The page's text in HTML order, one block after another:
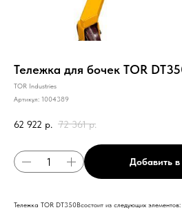
Тележка для бочек TOR
TOR Industries
Артикул: 1004389
62 922 р. 72 361 р.
Добавить в
Тележка TOR DT350Bсостоит из следующих